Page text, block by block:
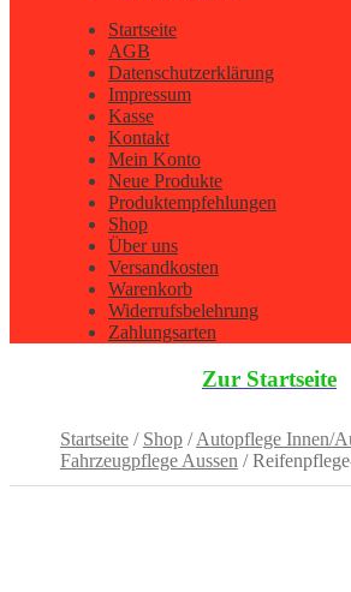
Startseite
AGB
Datenschutzerklärung
Impressum
Kasse
Kontakt
Mein Konto
Neue Produkte
Produktempfehlungen
Shop
Über uns
Versandkosten
Warenkorb
Widerrufsbelehrung
Zahlungsarten
Zur Startseite
Startseite/ Shop/Autopflege Innen/
Fahrzeugpflege Aussen /